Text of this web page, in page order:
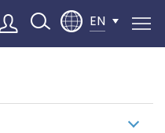
EN
▼